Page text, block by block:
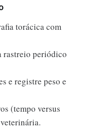
torácica com
rastreio periódico
e registre peso e
(tempo versus